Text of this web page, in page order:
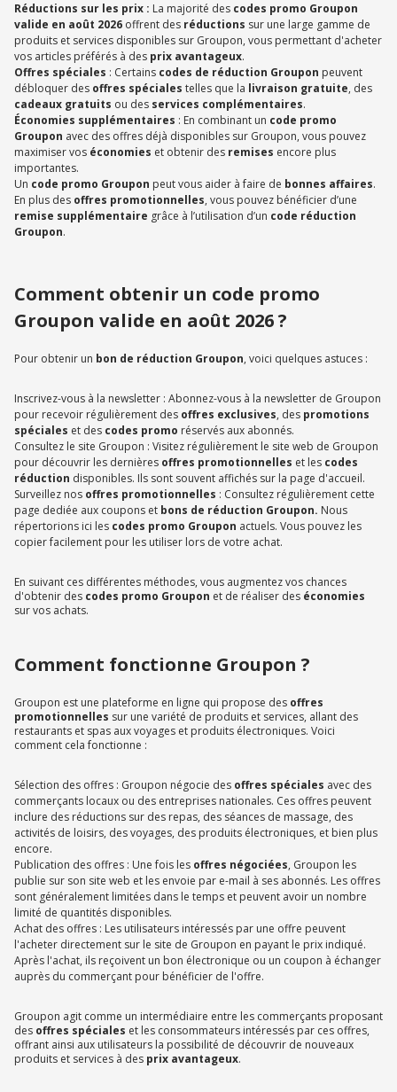
Réductions sur les prix : La majorité des codes promo Groupon
valide en août 2026 offrent des réductions sur une large gamme de
produits et services disponibles sur Groupon, vous permettant d'acheter
vos articles préférés à des prix avantageux.
Offres spéciales : Certains codes de réduction Groupon peuvent
débloquer des offres spéciales telles que la livraison gratuite, des
cadeaux gratuits ou des services complémentaires.
Économies supplémentaires : En combinant un code promo
Groupon avec des offres déjà disponibles sur Groupon, vous pouvez
maximiser vos économies et obtenir des remises encore plus
importantes.
Un code promo Groupon peut vous aider à faire de bonnes affaires.
En plus des offres promotionnelles, vous pouvez bénéficier d’une
remise supplémentaire grâce à l’utilisation d’un code réduction
Groupon.
Comment obtenir un code promo
Groupon valide en août 2026 ?
Pour obtenir un bon de réduction Groupon, voici quelques astuces :
Inscrivez-vous à la newsletter : Abonnez-vous à la newsletter de Groupon
pour recevoir régulièrement des offres exclusives, des promotions
spéciales et des codes promo réservés aux abonnés.
Consultez le site Groupon : Visitez régulièrement le site web de Groupon
pour découvrir les dernières offres promotionnelles et les codes
réduction disponibles. Ils sont souvent affichés sur la page d'accueil.
Surveillez nos offres promotionnelles : Consultez régulièrement cette
page dediée aux coupons et bons de réduction Groupon. Nous
répertorions ici les codes promo Groupon actuels. Vous pouvez les
copier facilement pour les utiliser lors de votre achat.
En suivant ces différentes méthodes, vous augmentez vos chances
d'obtenir des codes promo Groupon et de réaliser des économies
sur vos achats.
Comment fonctionne Groupon ?
Groupon est une plateforme en ligne qui propose des offres
promotionnelles sur une variété de produits et services, allant des
restaurants et spas aux voyages et produits électroniques. Voici
comment cela fonctionne :
Sélection des offres : Groupon négocie des offres spéciales avec des
commerçants locaux ou des entreprises nationales. Ces offres peuvent
inclure des réductions sur des repas, des séances de massage, des
activités de loisirs, des voyages, des produits électroniques, et bien plus
encore.
Publication des offres : Une fois les offres négociées, Groupon les
publie sur son site web et les envoie par e-mail à ses abonnés. Les offres
sont généralement limitées dans le temps et peuvent avoir un nombre
limité de quantités disponibles.
Achat des offres : Les utilisateurs intéressés par une offre peuvent
l'acheter directement sur le site de Groupon en payant le prix indiqué.
Après l'achat, ils reçoivent un bon électronique ou un coupon à échanger
auprès du commerçant pour bénéficier de l'offre.
Groupon agit comme un intermédiaire entre les commerçants proposant
des offres spéciales et les consommateurs intéressés par ces offres,
offrant ainsi aux utilisateurs la possibilité de découvrir de nouveaux
produits et services à des prix avantageux.